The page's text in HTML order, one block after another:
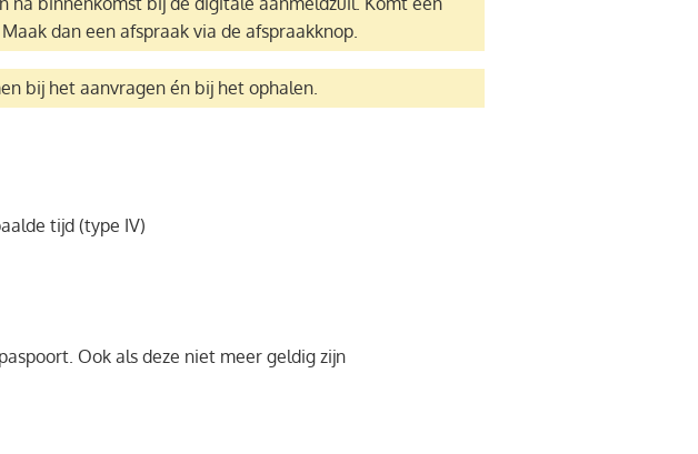
dan een afspraak via de afspraakknop.
bij het aanvragen én bij het ophalen.
tijd (type IV)
Ook als deze niet meer geldig zijn